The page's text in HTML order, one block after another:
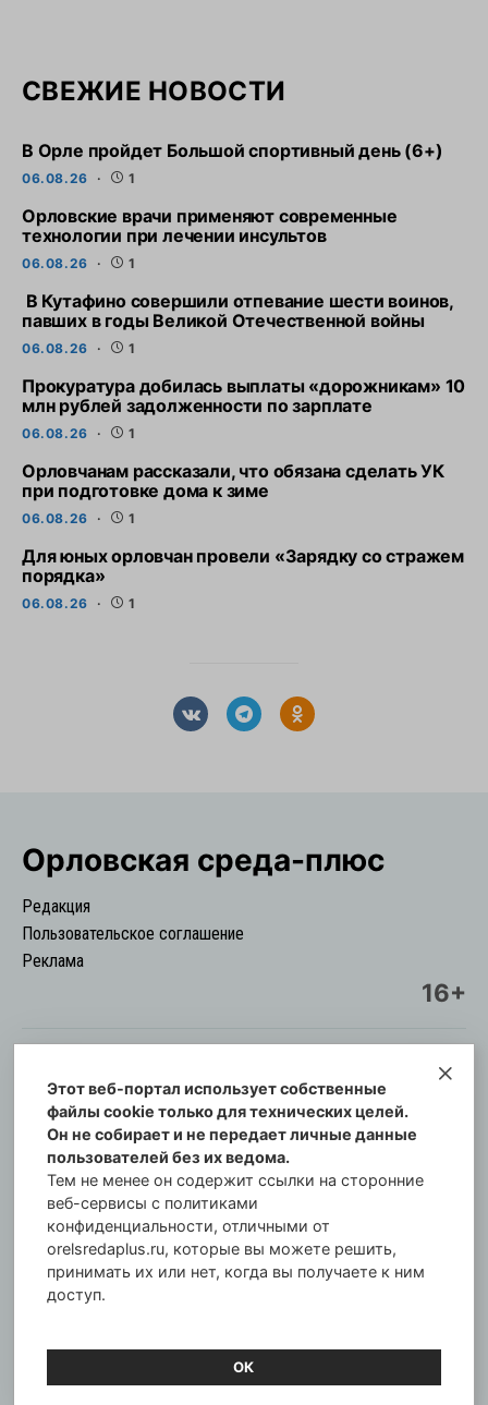
СВЕЖИЕ НОВОСТИ
В Орле пройдет Большой спортивный день (6+)
06.08.26 1
Орловские врачи применяют современные
технологии при лечении инсультов
06.08.26 1
В Кутафино совершили отпевание шести воинов,
павших в годы Великой Отечественной войны
06.08.26 1
Прокуратура добилась выплаты «дорожникам» 10
млн рублей задолженности по зарплате
06.08.26 1
Орловчанам рассказали, что обязана сделать УК
при подготовке дома к зиме
06.08.26 1
Для юных орловчан провели «Зарядку со стражем
порядка»
06.08.26 1
Орловская cреда-плюс
Редакция
Пользовательское соглашение
Реклама
16+
© Информационный городской портал
Орловская cреда-плюс, 2021-2026
Свидетельство о регистрации СМИ: ПИ №57-
00254 от 29 октября 2013 г.
Газета зарегистрирована Управлением
Федеральной службы по надзору в сфере связи,
информационных технологий и массовых
коммуникаций по Орловской области.
Главный редактор: Татьяна Филёва
Этот веб-портал использует собственные
файлы cookie только для технических целей.
Он не собирает и не передает личные данные
пользователей без их ведома.
Тем не менее он содержит ссылки на сторонние
веб-сервисы с политиками
конфиденциальности, отличными от
orelsredaplus.ru, которые вы можете решить,
принимать их или нет, когда вы получаете к ним
доступ.
ОК